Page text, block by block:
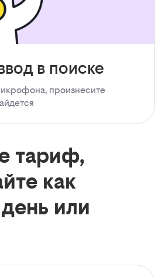
в поиске
произнесите
тариф,
как
или